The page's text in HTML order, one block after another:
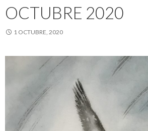
OCTUBRE 2020
1 OCTUBRE, 2020